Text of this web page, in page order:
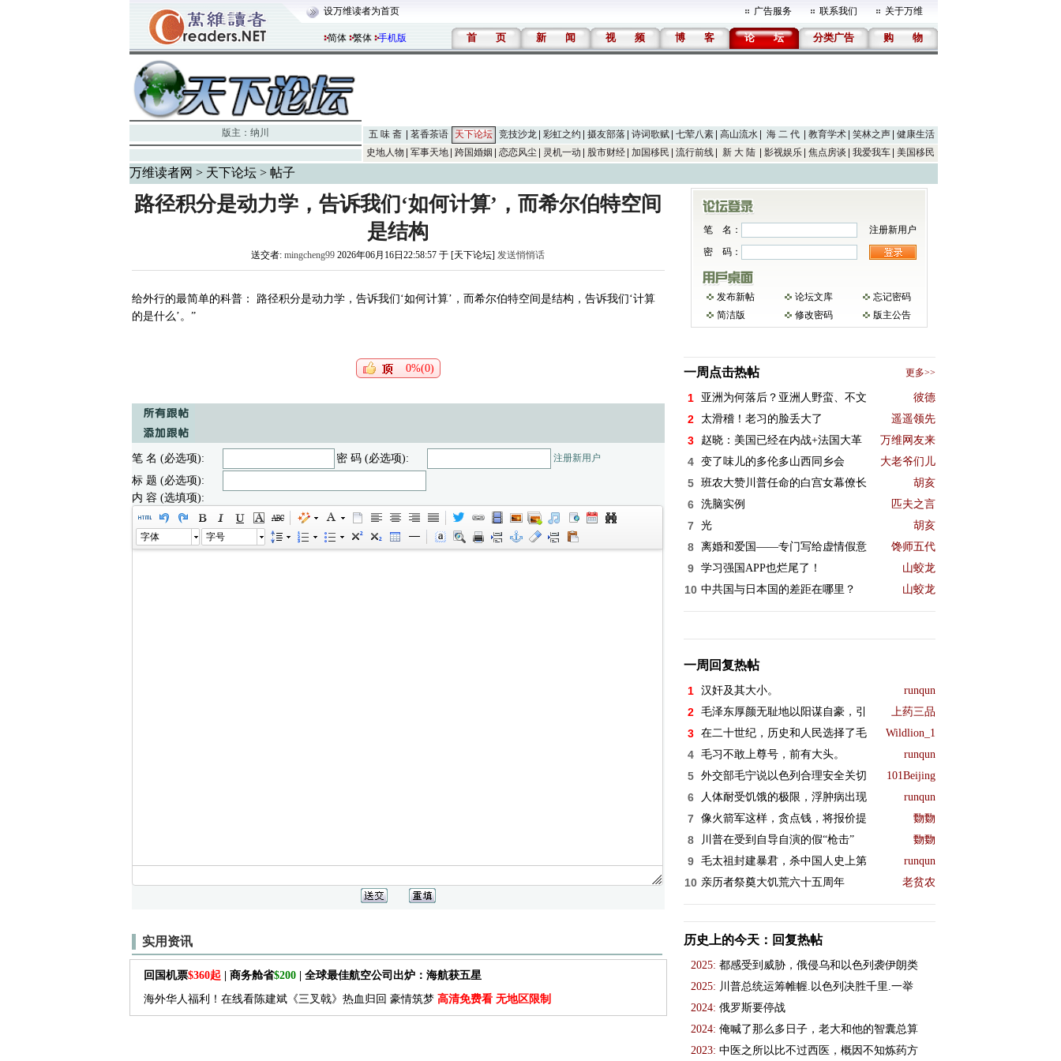
设万维读者为首页 广告服务 联系我们 关于万维
简体 繁体 手机版 首 页 新 闻 视 频 博 客 论 坛 分类广告 购 物
版主： 纳川 五 味 斋 茗香茶语 天下论坛 竞技沙龙 彩虹之约 摄友部落 诗词歌赋 七荤八素 高山流水 海 二 代 教育学术 笑林之声
健康生活
史地人物
军事天地 跨国婚姻 恋恋风尘 灵机一动 股市财经 加国移民 流行前线 新 大 陆 影视娱乐 焦点房谈 我爱我车 美国移民
万维读者网 > 天下论坛> 帖子
路径积分是动力学，告诉我们‘如何计算’，而希尔伯特空间
是结构
送交者: mingcheng99 2026年06月16日22:58:57 于 [天下论坛] 发送悄悄话
给外行的最简单的科普： 路径积分是动力学，告诉我们‘如何计算’，而希尔伯特空间是结构，告诉我们‘计算
的是什么’。”
0%(0)
笔 名 (必选项): 密 码 (必选项): 注册新用户
标 题 (必选项):
内 容 (选填项):
字体 字号
实用资讯
回国机票$360起 | 商务舱省$200| 全球最佳航空公司出炉：海航获五星
海外华人福利！在线看陈建斌《三叉戟》热血归回 豪情筑梦 高清免费看 无地区限制
笔 名：
注册新用户
密 码：
发布新帖 论坛文库
忘记密码
简洁版
修改密码 版主公告
一周点击热帖 更多>>
1 亚洲为何落后？亚洲人野蛮、不文 彼德
2 太滑稽！老习的脸丢大了 遥遥领先
3 赵晓：美国已经在内战+法国大革 万维网友来
4 变了味儿的多伦多山西同乡会 大老爷们儿
5 班农大赞川普任命的白宫女幕僚长 胡亥
6 洗脑实例 匹夫之言
7 光 胡亥
8 离婚和爱国——专门写给虚情假意 馋师五代
9 学习强国APP也烂尾了！ 山蛟龙
10 中共国与日本国的差距在哪里？ 山蛟龙
一周回复热帖
1 汉奸及其大小。 runqun
2 毛泽东厚颜无耻地以阳谋自豪，引 上药三品
3 在二十世纪，历史和人民选择了毛 Wildlion_1
4 毛习不敢上尊号，前有大头。 runqun
5 外交部毛宁说以色列合理安全关切 101Beijing
6 人体耐受饥饿的极限，浮肿病出现 runqun
7 像火箭军这样，贪点钱，将报价提 覅覅
8 川普在受到自导自演的假“枪击” 覅覅
9 毛太祖封建暴君，杀中国人史上第 runqun
10 亲历者祭奠大饥荒六十五周年 老贫农
历史上的今天：回复热帖
2025: 都感受到威胁，俄侵乌和以色列袭伊朗类
2025: 川普总统运筹帷幄.以色列决胜千里.一举
2024: 俄罗斯要停战
2024: 俺喊了那么多日子，老大和他的智囊总算
2023: 中医之所以比不过西医，概因不知炼药方